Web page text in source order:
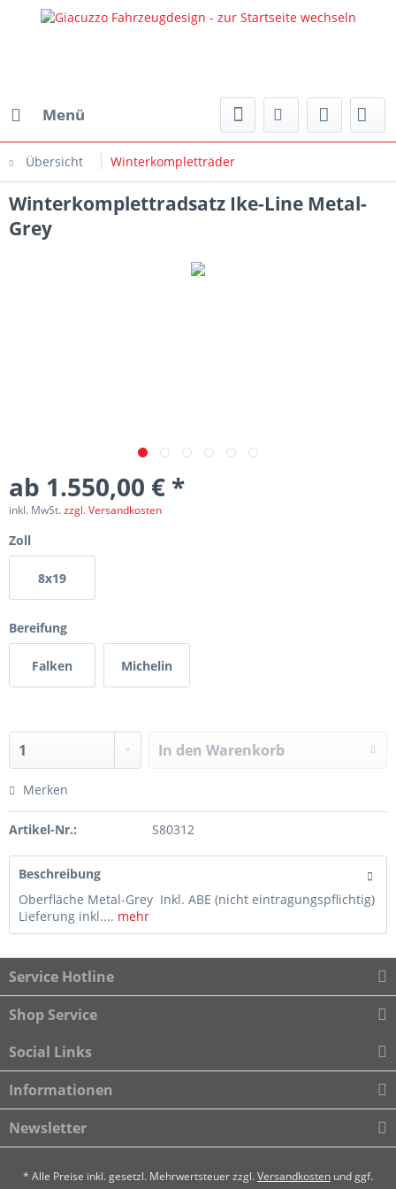
Menü
Übersicht Winterkompletträder
Winterkomplettradsatz Ike-Line Metal-
Grey
ab 1.550,00 € *
inkl. MwSt.zzgl. Versandkosten
Zoll
8x19
Bereifung
Falken Michelin
In den Warenkorb
Merken
Artikel-Nr.: S80312
Beschreibung
Oberfläche Metal-Grey Inkl. ABE (nicht eintragungspflichtig)
Lieferung inkl.... mehr
Service Hotline
Shop Service
Social Links
Informationen
Newsletter
* Alle Preise inkl. gesetzl. Mehrwertsteuer zzgl.Versandkosten und ggf.